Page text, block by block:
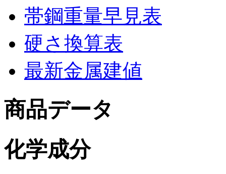
帯鋼重量早見表
硬さ換算表
最新金属建値
商品データ
化学成分